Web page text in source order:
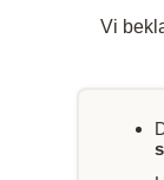
Vi